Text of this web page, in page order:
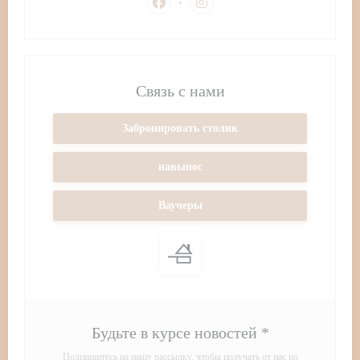
Facebook ((открывается в новом
Instagram ((открывается в
Связь с нами
Забронировать столик
навынос
Ваучеры
Будьте в курсе новостей *
Подпишитесь на нашу рассылку, чтобы получать от нас по